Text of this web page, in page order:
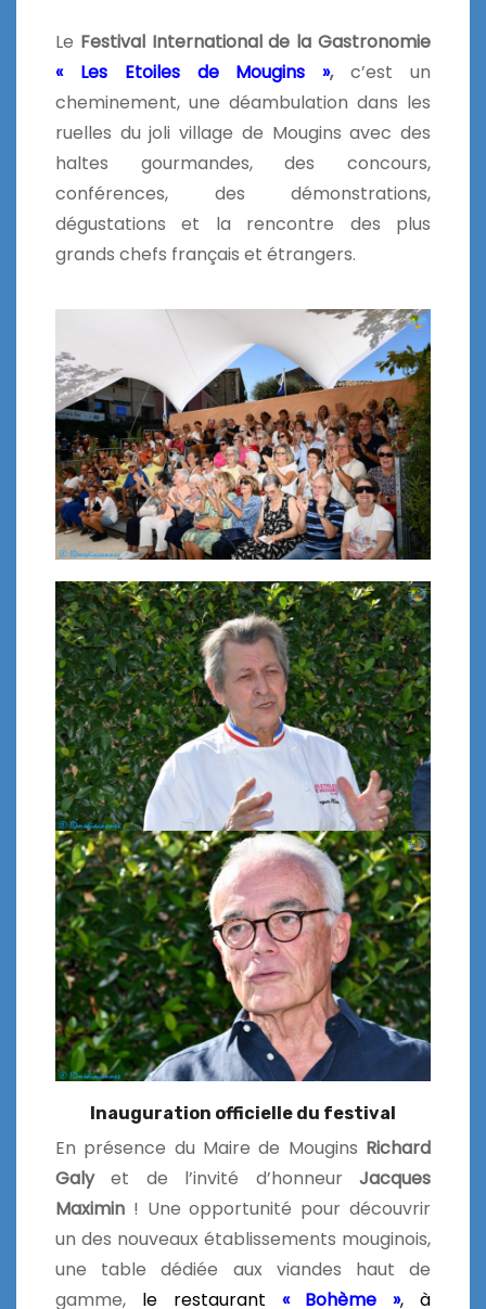
Le Festival International de la Gastronomie
« Les Etoiles de Mougins »,c’est un
cheminement, une déambulation dans les
ruelles du joli village de Mougins avec des
haltes gourmandes, des concours,
conférences, des démonstrations,
dégustations et la rencontre des plus
grands chefs français et étrangers.
Inauguration officielle du festival
En présence du Maire de Mougins Richard
Galyet de l’invité d’honneur Jacques
Maximin ! Une opportunité pour découvrir
un des nouveaux établissements mouginois,
une table dédiée aux viandes haut de
gamme, le restaurant « Bohème », à